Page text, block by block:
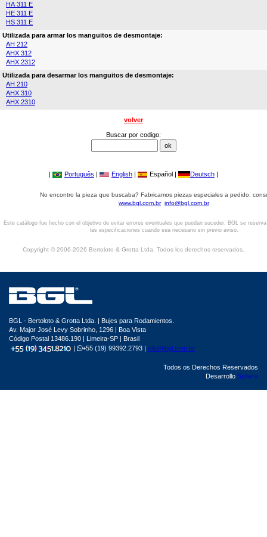
HA 311 E
HE 311 E
HS 311 E
Utilizada para armar los manguitos de desmontaje:
AH 212
AHX 312
AHX 2312
Utilizada para desarmar los manguitos de desmontaje:
AH 210
AHX 310
AHX 2310
volver
Buscar por codigo:
| Português | English | Español | Deutsch |
No encontro la pieza que buscaba? Fabricamos piezas especiales a pedido,
www.bgl.com.br info@bgl.com.br
Este catálogo fue hecho con el objetivo de evitar errores eventuales que puedan suceder. BGL se
las especificaciones cuando sea necesario sin previo aviso.
Copyright © 2006-2026 Bertoloto & Grotta Ltda. Todos los derechos reservados.
BGL - Bertoloto & Grotta Ltda. | Bujes para Rodamientos.
Av. Major José Levy Sobrinho, 1296 | Boa Vista
Código Postal 13486.190 | Limeira-SP | Brasil
|
+55 (19) 99392.2793 | info@bgl.com.br
Todos os Derechos Reservados
Desarrollo Sphera